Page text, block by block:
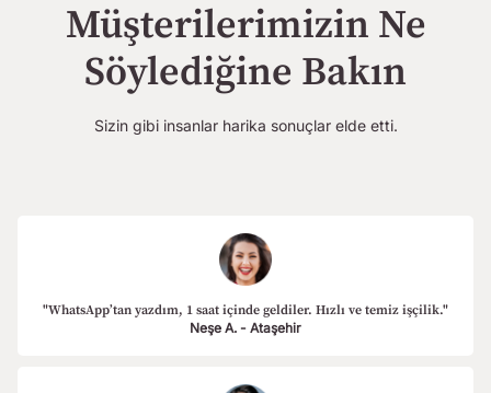
Müşterilerimizin Ne
Söylediğine Bakın
Sizin gibi insanlar harika sonuçlar elde etti.
"WhatsApp’tan yazdım, 1 saat içinde geldiler. Hızlı ve temiz işçilik."
Neşe A. - Ataşehir